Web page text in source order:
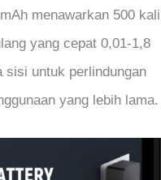
menawarkan 500 kali
yang cepat 0,01-1,8
sisi untuk perlindungan
yang lebih lama.